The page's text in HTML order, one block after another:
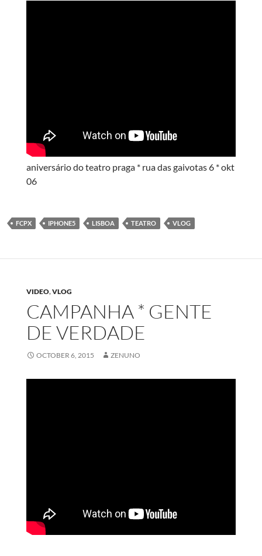
aniversário do teatro praga * rua das gaivotas 6 * okt
06
FCPX IPHONE5 LISBOA TEATRO VLOG
VIDEO,VLOG
CAMPANHA * GENTE
DE VERDADE
OCTOBER 6, 2015 ZENUNO